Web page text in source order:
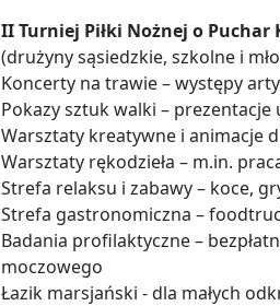
II Turniej Piłki Nożnej o Puchar
(drużyny sąsiedzkie, szkolne i
Koncerty na trawie – występy
Pokazy sztuk walki –
Warsztaty kreatywne i animacje
Warsztaty rękodzieła – m.in.
Strefa relaksu i zabawy – koce,
Strefa gastronomiczna –
Badania profilaktyczne –
moczowego
Łazik marsjański - dla małych